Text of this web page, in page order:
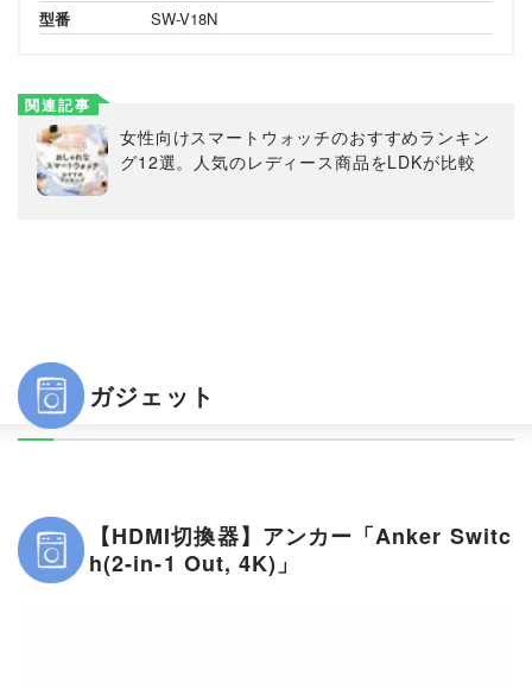
型番 SW-V18N
関連記事
女性向けスマートウォッチのおすすめランキン
グ12選。人気のレディース商品をLDKが比較
ガジェット
【HDMI切換器】アンカー「Anker Switc
h(2-in-1 Out, 4K)」